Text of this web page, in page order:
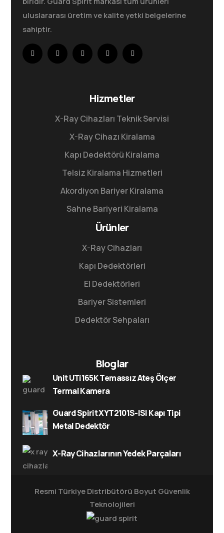
uluslararası üretim ve kalite yetki belgelerine
sahiptir.
Hizmetler
X-Ray Cihazları Teknik Servisi
X-Ray Cihazı Kiralama
Kapı Dedektörü Kiralama
Telsiz Kiralama Hizmetleri
Akordiyon Bariyer Kiralama
Sahne Bariyeri Kiralama
Ürünler
X-Ray Cihazları
Kapı Dedektörleri
El Dedektörleri
Bariyer Sistemleri
Dedektör Sehpaları
Bloglar
Unit UTi165K Temassız Ateş Ölçer
Termal Kamera
Guard Spirit XYT2101S-ISI Kapı Tipi
Metal Dedektör
X-Ray Cihazlarının Yedek Parçaları
Resmi Türkiye Distribütörü Boyut Güvenlik
Teknolojileri